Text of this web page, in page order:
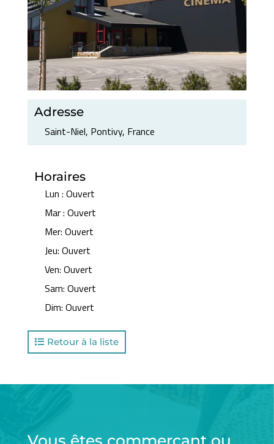
Adresse
Saint-Niel, Pontivy, France
Horaires
Lun:Ouvert
Mar:Ouvert
Mer:Ouvert
Jeu:Ouvert
Ven:Ouvert
Sam:Ouvert
Dim:Ouvert
Retour à la liste
Vous êtes commerçant ou